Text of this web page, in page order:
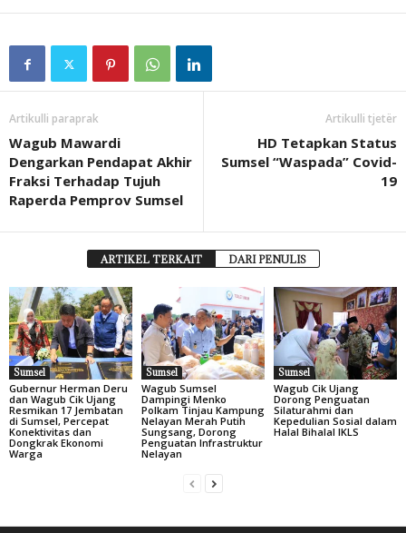
Artikulli paraprak
Wagub Mawardi
Dengarkan Pendapat Akhir
Fraksi Terhadap Tujuh
Raperda Pemprov Sumsel
Artikulli tjetër
HD Tetapkan Status
Sumsel “Waspada” Covid-
19
ARTIKEL TERKAIT DARI PENULIS
Sumsel
Gubernur Herman Deru
dan Wagub Cik Ujang
Resmikan 17 Jembatan
di Sumsel, Percepat
Konektivitas dan
Dongkrak Ekonomi
Warga
Sumsel
Wagub Sumsel
Dampingi Menko
Polkam Tinjau Kampung
Nelayan Merah Putih
Sungsang, Dorong
Penguatan Infrastruktur
Nelayan
Sumsel
Wagub Cik Ujang
Dorong Penguatan
Silaturahmi dan
Kepedulian Sosial dalam
Halal Bihalal IKLS